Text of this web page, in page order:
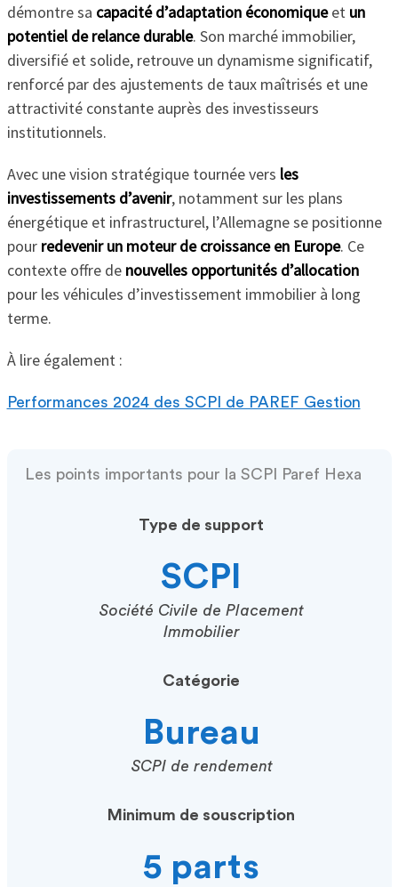
démontre sa capacité d’adaptation économiqueet un
potentiel de relance durable. Son marché immobilier,
diversifié et solide, retrouve un dynamisme significatif,
renforcé par des ajustements de taux maîtrisés et une
attractivité constante auprès des investisseurs
institutionnels.
Avec une vision stratégique tournée vers les
investissements d’avenir, notamment sur les plans
énergétique et infrastructurel, l’Allemagne se positionne
pour redevenir un moteur de croissance en Europe. Ce
contexte offre de nouvelles opportunités d’allocation
pour les véhicules d’investissement immobilier à long
terme.
À lire également :
Performances 2024 des SCPI de PAREF Gestion
Les points importants pour la SCPI Paref Hexa
Type de support
SCPI
Société Civile de Placement
Immobilier
Catégorie
Bureau
SCPI de rendement
Minimum de souscription
5 parts